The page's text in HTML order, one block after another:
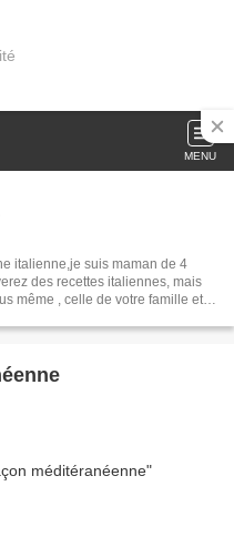
MENU
italienne,je suis maman de 4
des recettes italiennes, mais
même , celle de votre famille et